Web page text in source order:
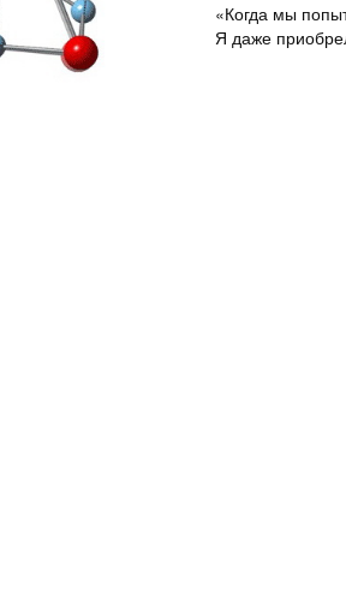
«Когда мы
Я даже